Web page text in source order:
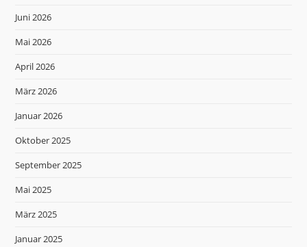
Juni 2026
Mai 2026
April 2026
März 2026
Januar 2026
Oktober 2025
September 2025
Mai 2025
März 2025
Januar 2025